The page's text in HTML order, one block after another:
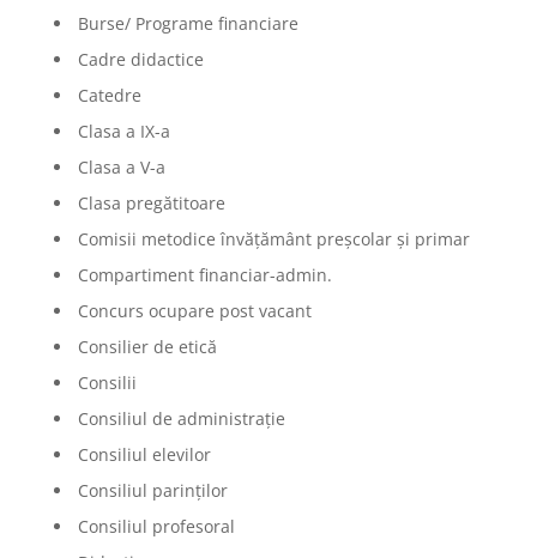
Burse/ Programe financiare
Cadre didactice
Catedre
Clasa a IX-a
Clasa a V-a
Clasa pregătitoare
Comisii metodice învățământ preșcolar și primar
Compartiment financiar-admin.
Concurs ocupare post vacant
Consilier de etică
Consilii
Consiliul de administrație
Consiliul elevilor
Consiliul parinților
Consiliul profesoral